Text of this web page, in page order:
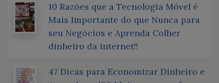
10 Razões que a Tecnologia Móvel é
Mais Importante do que Nunca para
seu Negócios e Aprenda Colher
dinheiro da internet!!
47 Dicas para Economizar Dinheiro e